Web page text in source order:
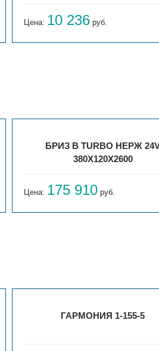
Цена: 10 236 руб.
БРИЗ В TURBO НЕРЖ
380Х120Х2600
Цена: 175 910 руб.
ГАРМОНИЯ 1-155-5